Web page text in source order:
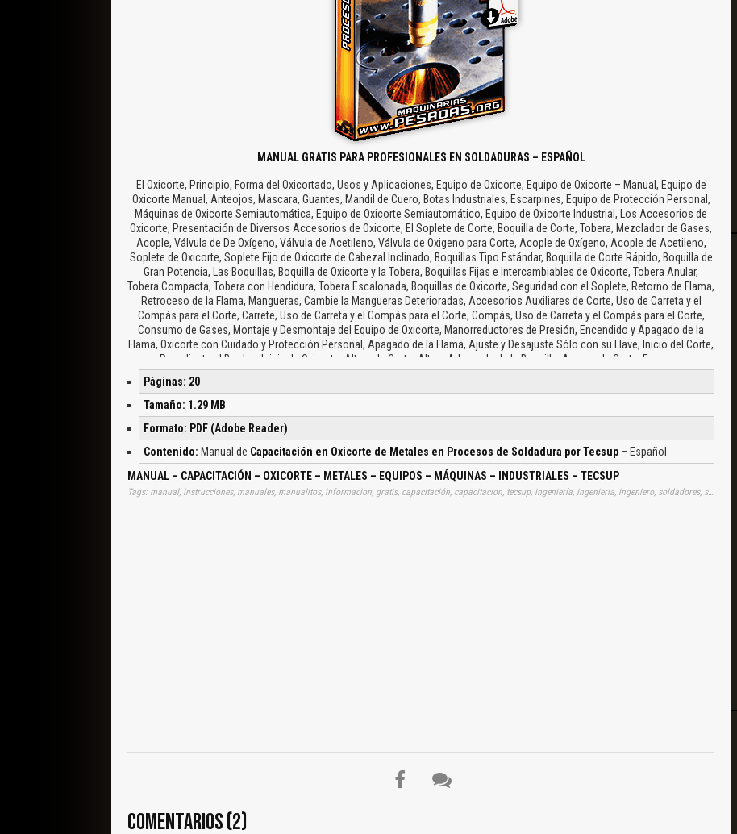
MANUAL GRATIS PARA PROFESIONALES EN SOLDADURAS – ESPAÑOL
El Oxicorte, Principio, Forma del Oxicortado, Usos y Aplicaciones, Equipo de Oxicorte, Equipo de Oxicorte – Manual, Equipo de
Oxicorte Manual, Anteojos, Mascara, Guantes, Mandil de Cuero, Botas Industriales, Escarpines, Equipo de Protección Personal,
Máquinas de Oxicorte Semiautomática, Equipo de Oxicorte Semiautomático, Equipo de Oxicorte Industrial, Los Accesorios de
Oxicorte, Presentación de Diversos Accesorios de Oxicorte, El Soplete de Corte, Boquilla de Corte, Tobera, Mezclador de Gases,
Acople, Válvula de De Oxígeno, Válvula de Acetileno, Válvula de Oxigeno para Corte, Acople de Oxígeno, Acople de Acetileno,
Soplete de Oxicorte, Soplete Fijo de Oxicorte de Cabezal Inclinado, Boquillas Tipo Estándar, Boquilla de Corte Rápido, Boquilla de
Gran Potencia, Las Boquillas, Boquilla de Oxicorte y la Tobera, Boquillas Fijas e Intercambiables de Oxicorte, Tobera Anular,
Tobera Compacta, Tobera con Hendidura, Tobera Escalonada, Boquillas de Oxicorte, Seguridad con el Soplete, Retorno de Flama,
Retroceso de la Flama, Mangueras, Cambie la Mangueras Deterioradas, Accesorios Auxiliares de Corte, Uso de Carreta y el
Compás para el Corte, Carrete, Uso de Carreta y el Compás para el Corte, Compás, Uso de Carreta y el Compás para el Corte,
Consumo de Gases, Montaje y Desmontaje del Equipo de Oxicorte, Manorreductores de Presión, Encendido y Apagado de la
Flama, Oxicorte con Cuidado y Protección Personal, Apagado de la Flama, Ajuste y Desajuste Sólo con su Llave, Inicio del Corte,
Precaliente el Borde e Inicie de Oxicorte, Altura de Corte, Altura Adecuada de la Boquilla, Avance de Corte, Errores y
Correcciones de Oxicorte, Oxicortado de Diversa Planchas de Acero, Corte Perfecto, Corte Aceptable, Corte en Producción,
¿Qué se Observa en un Corte Biselado?, Buena Calidad, Corte Buena Calidad, Defectos de Corte Más Comunes, Boquilla Sucia,
Velocidad de Corte, Corte Aceptable, Corte Demasiado Lento, Distancia de la Boquilla, Corte con Surcos, Distancia de la
Boquilla, Ajuste de Gases, Normas de Seguridad, Coger con Guantes las Piezas Calientes, ¿En Qué se Diferencia una Boquilla de
Corte con una de Soldadura?, Tipos de Boquilla, Protección y Guantes al Momento de Oxicorte…
Páginas: 20
Tamaño: 1.29 MB
Formato: PDF (Adobe Reader)
Contenido: Manual de Capacitación en Oxicorte de Metales en Procesos de Soldadura por Tecsup– Español
MANUAL – CAPACITACIÓN – OXICORTE – METALES – EQUIPOS – MÁQUINAS – INDUSTRIALES – TECSUP
Tags: manual, instrucciones, manuales, manualitos, informacion, gratis, capacitación, capacitacion, tecsup, ingeniería, ingenieria, ingeniero, soldadores, soldando, soldadura, soldaduras, oxicortes, oxicortando, metal, maquinas, industrial, equipos, pesados, aprender, descargas
COMENTARIOS (2)